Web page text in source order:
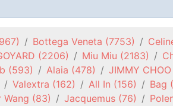
Bottega Veneta (7753)
(2206) Miu Miu (2183)
(593) Alaia (478) JIMMY CHOO
Valextra (162) All In (156) Bag
Wang (83) Jacquemus (76)